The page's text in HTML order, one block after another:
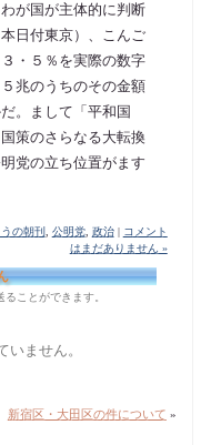
が国が主体的に判断
日付東京）、こんご
・５％を実際の数字
兆のうちのその金額
。まして「平和国
策のさらなる大転換
党の立ち位置がます
の朝刊 , 公明党, 政治|
コメント
はまだありません »
ることができます。
いません。
新宿区・大田区の件について »